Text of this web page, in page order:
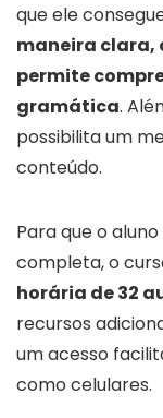
que ele
maneira clara,
permite
gramática.
possibilita um
conteúdo.
Para que o
completa, o
horária de 32
recursos
um acesso
como celulares.